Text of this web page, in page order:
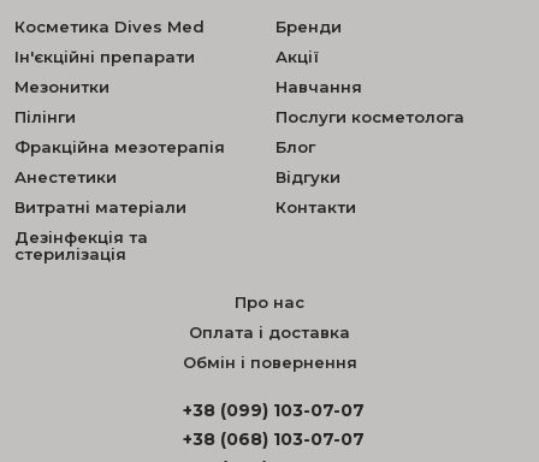
Косметика Dives Med
Ін'єкційні препарати
Мезонитки
Пілінги
Фракційна мезотерапія
Анестетики
Витратні матеріали
Дезінфекція та
стерилізація
Бренди
Акції
Навчання
Послуги косметолога
Блог
Відгуки
Контакти
Про нас
Оплата і доставка
Обмін і повернення
+38 (099) 103-07-07
+38 (068) 103-07-07